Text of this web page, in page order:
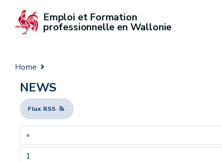
Emploi et Formation
professionnelle en Wallonie
Home
NEWS
Flux RSS
«
1